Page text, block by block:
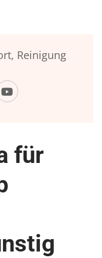
Reinigung
für